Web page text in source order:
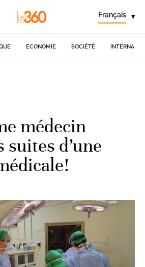
Français ▾
ECONOMIE SOCIÉTÉ
médecin
suites d’une